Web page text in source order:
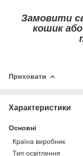
Замовити
кошик
Приховати
Характеристики
Основні
Країна виробник
Тип освітлення